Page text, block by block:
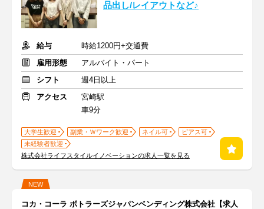
品出し/レイアウトなど♪
給与
時給1200円+交通費
雇用形態
アルバイト・パート
シフト
週4日以上
アクセス
宮崎駅
車9分
大学生歓迎 副業・Ｗワーク歓迎 ネイル可
ピアス可
未経験者歓迎
株式会社ライフスタイルイノベーションの求人一覧を見る
NEW
コカ・コーラ ボトラーズジャパンベンディング株式会社【求人